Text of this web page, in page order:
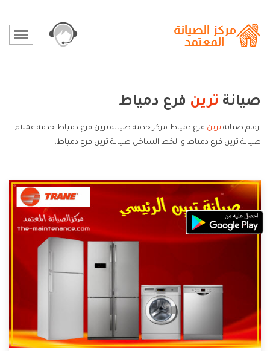
صيانة ترين فرع دمياط
ارقام صيانة ترين فرع دمياط مركز خدمة صيانة ترين فرع دمياط خدمة عملاء
صيانة ترين فرع دمياط و الخط الساخن صيانة ترين فرع دمياط.